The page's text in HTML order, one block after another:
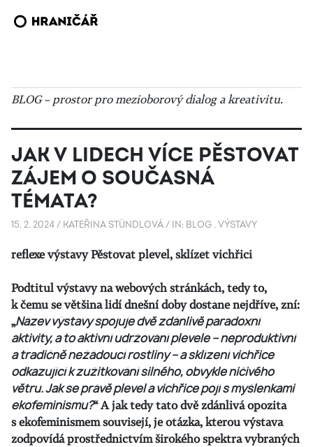
BLOG – prostor pro mezioborový dialog a kreativitu.
JAK V LIDECH VÍCE PĚSTOVAT
ZÁJEM O SOUČASNÁ
TÉMATA?
15. 2. 2024/ KATEŘINA STÜNDLOVÁ/ IN: BLOG . VÝSTAVY
reflexe výstavy Pěstovat plevel, sklízet vichřici
Podtitul výstavy na webových stránkách, tedy to,
k čemu se většina lidí dnešní doby dostane nejdříve, zní:
„Název výstavy spojuje dvě zdánlivě paradoxní
aktivity, a to aktivní udržování plevele – neproduktivní
a tradičně nežádoucí rostliny – a sklízení vichřice
odkazující k zužitkování silného, obvykle ničivého
větru. Jak se právě plevel a vichřice pojí s myšlenkami
ekofeminismu?“ A jak tedy tato dvě zdánlivá opozita
s ekofeminismem souvisejí, je otázka, kterou výstava
zodpovídá prostřednictvím širokého spektra vybraných